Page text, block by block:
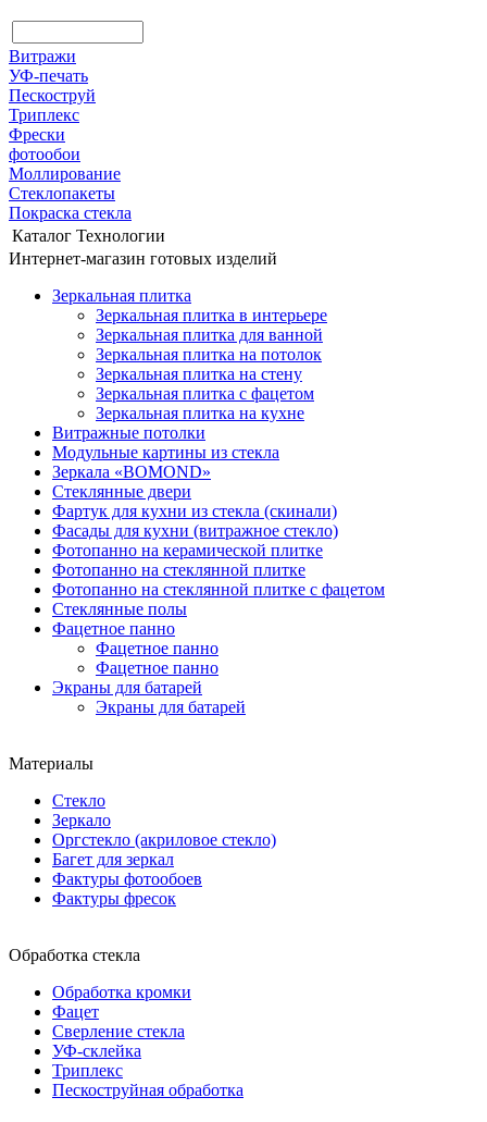
Витражи
УФ-печать
Пескоструй
Триплекс
Фрески
фотообои
Моллирование
Стеклопакеты
Покраска стекла
Каталог Технологии
Интернет-магазин готовых изделий
Зеркальная плитка
Зеркальная плитка в интерьере
Зеркальная плитка для ванной
Зеркальная плитка на потолок
Зеркальная плитка на стену
Зеркальная плитка с фацетом
Зеркальная плитка на кухне
Витражные потолки
Модульные картины из стекла
Зеркала «BOMOND»
Стеклянные двери
Фартук для кухни из стекла (скинали)
Фасады для кухни (витражное стекло)
Фотопанно на керамической плитке
Фотопанно на стеклянной плитке
Фотопанно на стеклянной плитке с фацетом
Стеклянные полы
Фацетное панно
Фацетное панно
Фацетное панно
Экраны для батарей
Экраны для батарей
Материалы
Стекло
Зеркало
Оргстекло (акриловое стекло)
Багет для зеркал
Фактуры фотообоев
Фактуры фресок
Обработка стекла
Обработка кромки
Фацет
Сверление стекла
УФ-склейка
Триплекс
Пескоструйная обработка